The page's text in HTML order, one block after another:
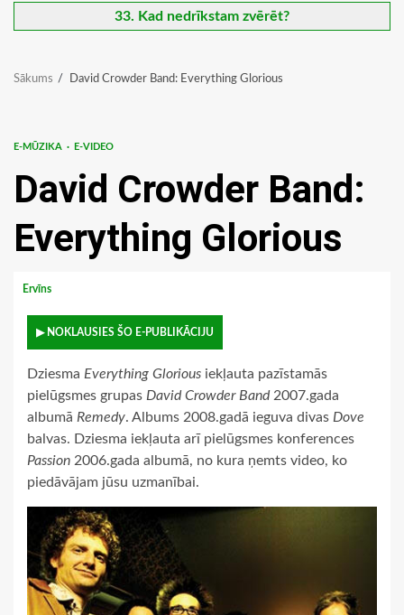
33. Kad nedrīkstam zvērēt?
Sākums David Crowder Band: Everything Glorious
E-MŪZIKA E-VIDEO
David Crowder Band:
Everything Glorious
Ervīns
▶ NOKLAUSIES ŠO E-PUBLIKĀCIJU
Dziesma Everything Glorious iekļauta pazīstamās
pielūgsmes grupas David Crowder Band 2007.gada
albumā Remedy. Albums 2008.gadā ieguva divas Dove
balvas. Dziesma iekļauta arī pielūgsmes konferences
Passion 2006.gada albumā, no kura ņemts video, ko
piedāvājam jūsu uzmanībai.